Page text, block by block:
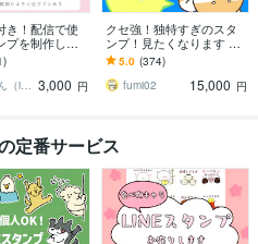
き！配信で使
プを制作しま
ションスタン
めました！
あいらん（iran_stn） 3,000 円
クセ強！独特すぎのスタ
ンプ！見たくなります 大
手企業様お墨付きクオリ
ティ！キャラ映え間違い
ナシ！
5.0 (374)
fumi02
15,000 円
定番サービス